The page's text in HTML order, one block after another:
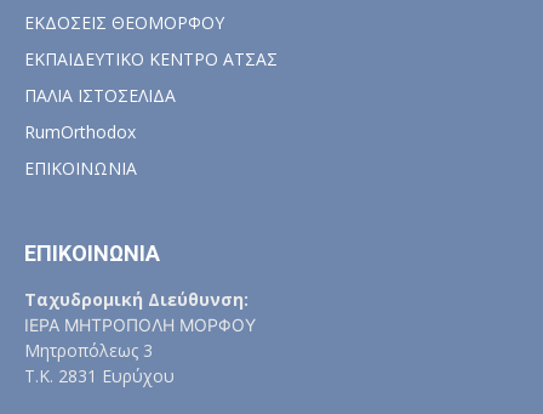
ΕΚΔΟΣΕΙΣ ΘΕΟΜΟΡΦΟΥ
ΕΚΠΑΙΔΕΥΤΙΚΟ ΚΕΝΤΡΟ ΑΤΣΑΣ
ΠΑΛΙΑ ΙΣΤΟΣΕΛΙΔΑ
RumOrthodox
ΕΠΙΚΟΙΝΩΝΙΑ
ΕΠΙΚΟΙΝΩΝΙΑ
Ταχυδρομική Διεύθυνση:
ΙΕΡΑ ΜΗΤΡΟΠΟΛΗ ΜΟΡΦΟΥ
Μητροπόλεως 3
Τ.Κ. 2831 Ευρύχου